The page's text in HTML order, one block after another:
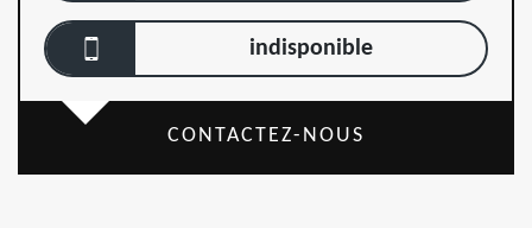
indisponible
CONTACTEZ-NOUS